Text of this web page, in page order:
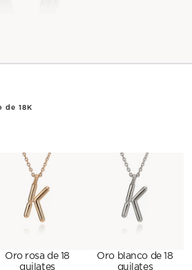
de 18K
Oro rosa de 18
quilates
Oro blanco de 18
quilates